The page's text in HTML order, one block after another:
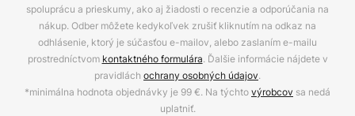
spoluprácu a prieskumy, ako aj žiadosti o recenzie a odporúčania na
nákup. Odber môžete kedykoľvek zrušiť kliknutím na odkaz na
odhlásenie, ktorý je súčasťou e-mailov, alebo zaslaním e-mailu
prostredníctvom kontaktného formulára. Ďalšie informácie nájdete v
pravidlách ochrany osobných údajov.
*minimálna hodnota objednávky je 99 €. Na týchtovýrobcov sa nedá
uplatniť.